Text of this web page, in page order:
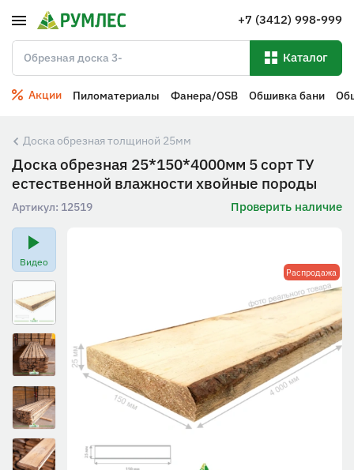
+7 (3412) 998-999
Каталог
Акции Пиломатериалы Фанера/OSB Обшивка бани
Доска обрезная толщиной 25мм
Доска обрезная 25*150*4000мм 5 сорт ТУ
естественной влажности хвойные породы
Артикул: 12519 Проверить наличие
Распродажа
Видео